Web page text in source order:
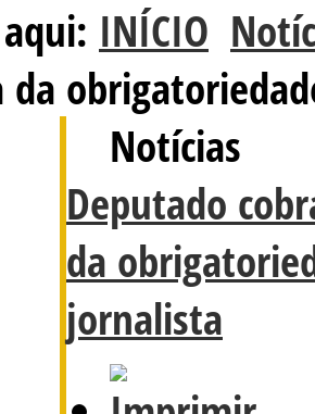
INÍCIO
da
Notícias
Deputado
da
jornalista